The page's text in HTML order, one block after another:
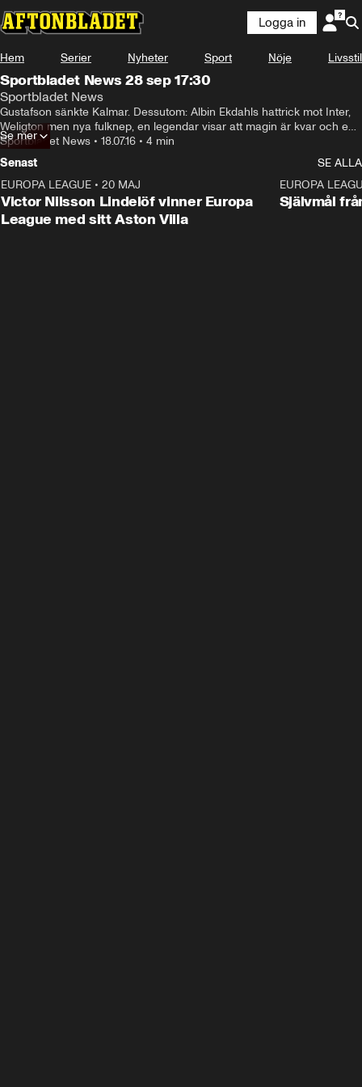
Logga in
Hem Serier Nyheter Sport Nöje Livsstil
Sportbladet News 28 sep 17:30
Sportbladet News
Gustafson sänkte Kalmar. Dessutom: Albin Ekdahls hattrick mot Inter,
Weligton men nya fulknep, en legendar visar att magin är kvar och en
hjälteinsats från USA.
Sportbladet News • 18.07.16 • 4 min
Se mer
Senast
SE ALLA
EUROPA LEAGUE • 20 MAJ
Victor Nilsson Lindelöf vinner Europa
League med sitt Aston Villa
EUROPA
Självmål